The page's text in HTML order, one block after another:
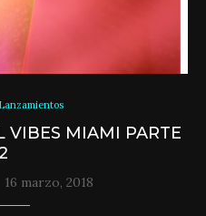
Lanzamientos
VIBES MIAMI PARTE
16 marzo, 2018